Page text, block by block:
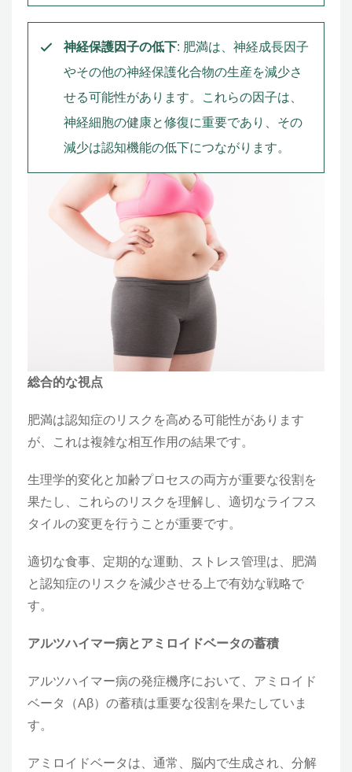
神経保護因子の低下: 肥満は、神経成長因子
やその他の神経保護化合物の生産を減少さ
せる可能性があります。これらの因子は、
神経細胞の健康と修復に重要であり、その
減少は認知機能の低下につながります。
総合的な視点
肥満は認知症のリスクを高める可能性があります
が、これは複雑な相互作用の結果です。
生理学的変化と加齢プロセスの両方が重要な役割を
果たし、これらのリスクを理解し、適切なライフス
タイルの変更を行うことが重要です。
適切な食事、定期的な運動、ストレス管理は、肥満
と認知症のリスクを減少させる上で有効な戦略で
す。
アルツハイマー病とアミロイドベータの蓄積
アルツハイマー病の発症機序において、アミロイド
ベータ（Aβ）の蓄積は重要な役割を果たしていま
す。
アミロイドベータは、通常、脳内で生成され、分解